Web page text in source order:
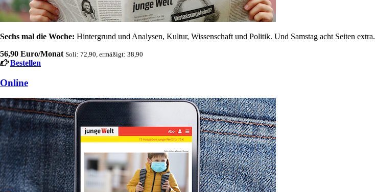
Sechs mal die Woche: Hintergrund und Analysen, Kultur, Wissenschaft und Politik. Und Samstag acht Seiten extra.
56,90 Euro/Monat Soli: 72,90, ermäßigt: 38,90
Bestellen
Online